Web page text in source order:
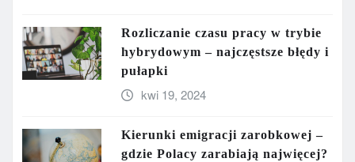
Rozliczanie czasu pracy w trybie
hybrydowym – najczęstsze błędy i
pułapki
kwi 19, 2024
Kierunki emigracji zarobkowej –
gdzie Polacy zarabiają najwięcej?